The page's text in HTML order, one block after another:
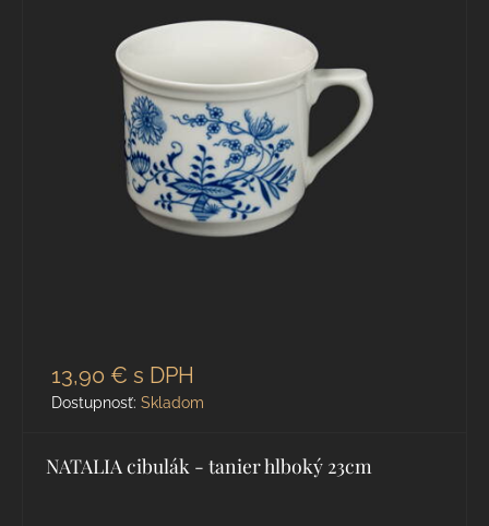
13,90 € s DPH
Dostupnosť: Skladom
NATALIA cibulák - tanier hlboký 23cm